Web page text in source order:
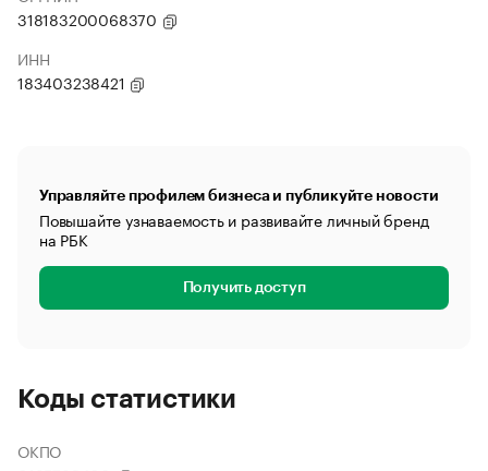
318183200068370
ИНН
183403238421
Управляйте профилем бизнеса и публикуйте новости
Повышайте узнаваемость и развивайте личный бренд
на РБК
Получить доступ
Коды статистики
ОКПО